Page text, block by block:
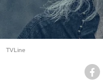
TVLine